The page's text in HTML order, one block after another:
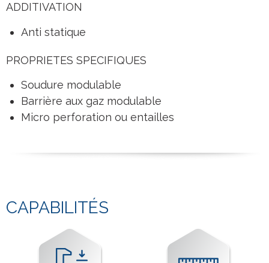
ADDITIVATION
Anti statique
PROPRIETES SPECIFIQUES
Soudure modulable
Barrière aux gaz modulable
Micro perforation ou entailles
CAPABILITÉS